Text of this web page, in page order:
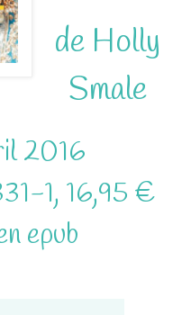
de Holly
Smale
2016
1, 16,95 €
epub